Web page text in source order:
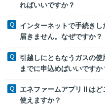
ればいいですか？
インターネットで手続き
届きません。なぜですか？
引越しにともなうガスの
までに申込めばいいですか
エネファームアプリⅡはど
使えますか？